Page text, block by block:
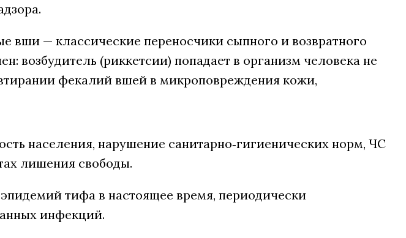
вши — классические переносчики сыпного и возвратного
возбудитель (риккетсии) попадает в организм человека не
фекалий вшей в микроповреждения кожи,
населения, нарушение санитарно‑гигиенических норм, ЧС
лишения свободы.
тифа в настоящее время, периодически
инфекций.